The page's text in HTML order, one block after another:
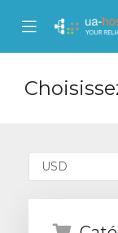
Mobile
Menu